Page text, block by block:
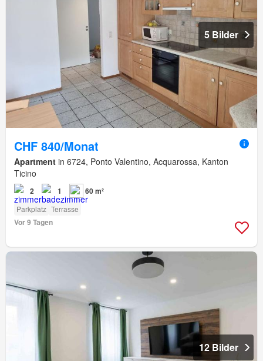
5 Bilder
CHF 840/Monat
Apartment in 6724, Ponto Valentino, Acquarossa, Kanton
Ticino
2 1 60 m²
Parkplatz Terrasse
Vor 9 Tagen
12 Bilder